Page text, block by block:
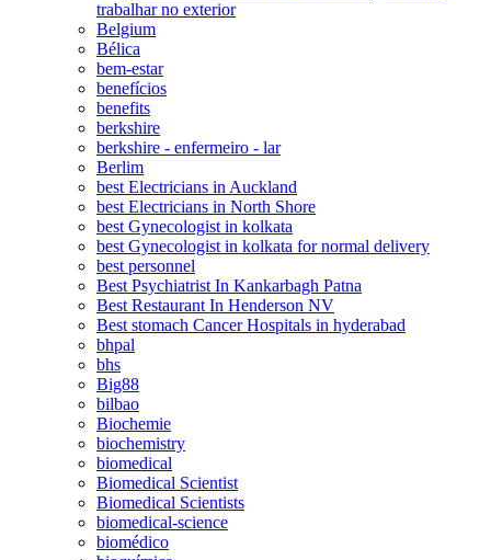
trabalhar no exterior
Belgium
Bélica
bem-estar
benefícios
benefits
berkshire
berkshire - enfermeiro - lar
Berlim
best Electricians in Auckland
best Electricians in North Shore
best Gynecologist in kolkata
best Gynecologist in kolkata for normal delivery
best personnel
Best Psychiatrist In Kankarbagh Patna
Best Restaurant In Henderson NV
Best stomach Cancer Hospitals in hyderabad
bhpal
bhs
Big88
bilbao
Biochemie
biochemistry
biomedical
Biomedical Scientist
Biomedical Scientists
biomedical-science
biomédico